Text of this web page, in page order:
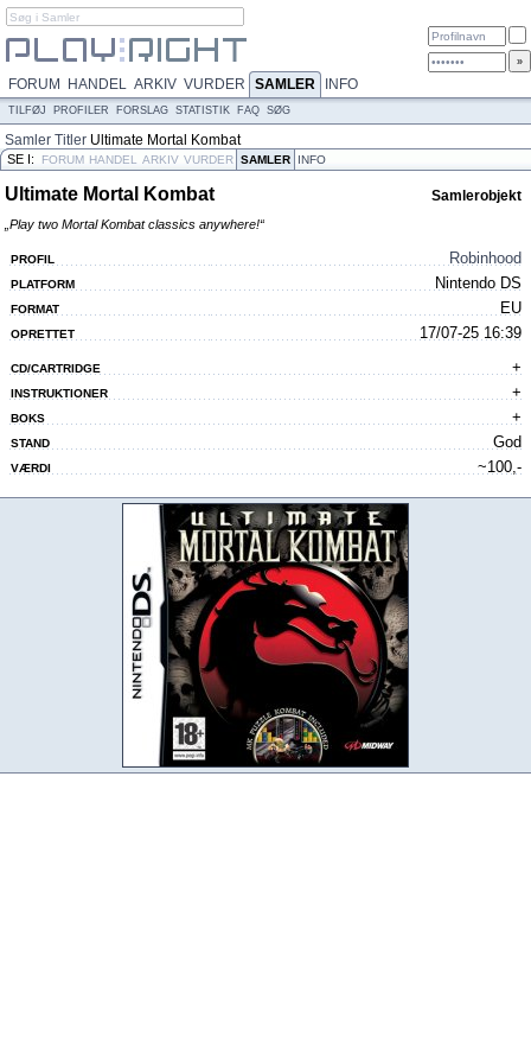
FORUM HANDEL ARKIV VURDER SAMLER INFO
TILFØJ PROFILER FORSLAG STATISTIK FAQ SØG
Samler Titler Ultimate Mortal Kombat
SE I: FORUM HANDEL ARKIV VURDER SAMLER INFO
Ultimate Mortal Kombat Samlerobjekt
„Play two Mortal Kombat classics anywhere!“
PROFIL Robinhood
PLATFORM Nintendo DS
FORMAT EU
OPRETTET 17/07-25 16:39
CD/CARTRIDGE +
INSTRUKTIONER +
BOKS +
STAND God
VÆRDI ~100,-